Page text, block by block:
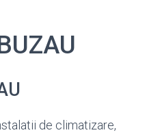
de climatizare,